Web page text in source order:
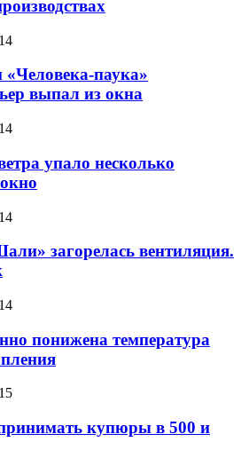
паука»
выпал из окна
упало несколько
загорелась вентиляция.
понижена температура
купюры в 500 и